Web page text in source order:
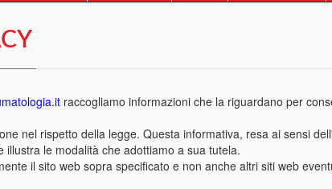
raccogliamo informazioni che la riguardano per
nel rispetto della legge. Questa informativa, resa ai sensi
illustra le modalità che adottiamo a sua tutela.
il sito web sopra specificato e non anche altri siti web